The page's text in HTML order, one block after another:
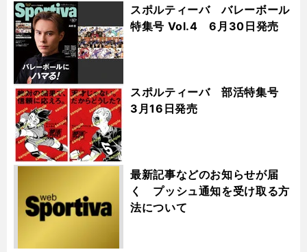
スポルティーバ バレーボール
特集号 Vol.4 6月30日発売
スポルティーバ 部活特集号
3月16日発売
最新記事などのお知らせが届
く プッシュ通知を受け取る方
法について